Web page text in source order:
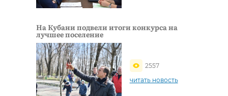
На Кубани подвели итоги конкурса на
лучшее поселение
2557
читать новость